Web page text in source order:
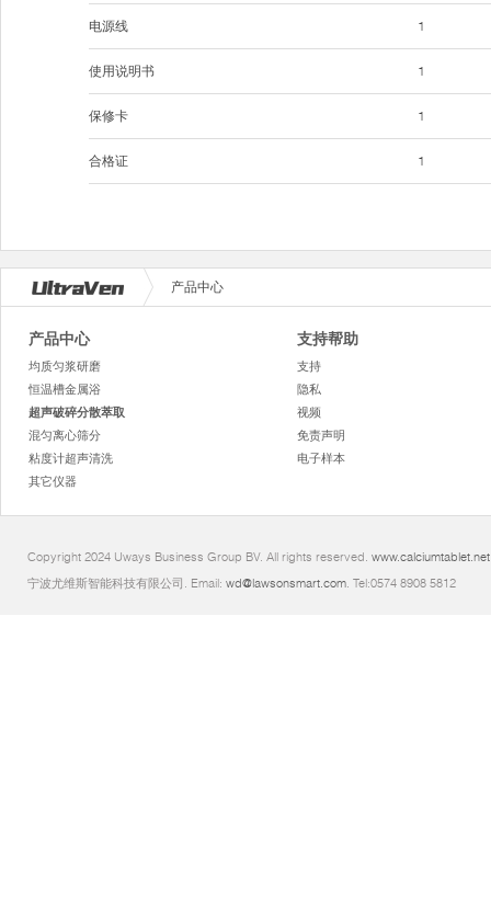
电源线
使用说明书
保修卡
合格证
1
1
1
1
产品中心
产品中心
均质匀浆研磨
恒温槽金属浴
超声破碎分散萃取
混匀离心筛分
粘度计超声清洗
其它仪器
支持帮助
支持
隐私
视频
免责声明
电子样本
Copyright 2024 Uways Business Group BV. All rights reserved. www.calciumtablet.net
宁波尤维斯智能科技有限公司. Email: wd@lawsonsmart.com. Tel:0574 8908 5812